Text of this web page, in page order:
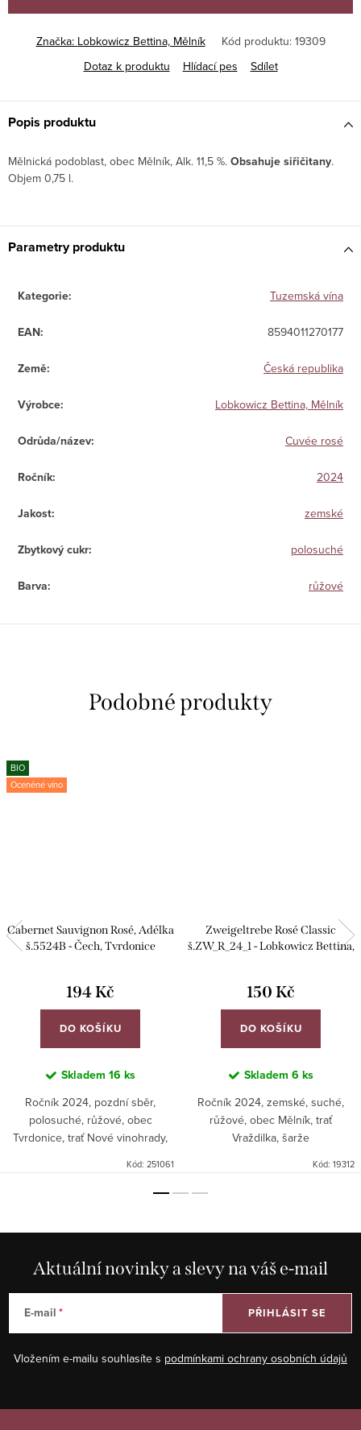
Značka: Lobkowicz Bettina, Mělník Kód produktu: 19309
Dotaz k produktu
Hlídací pes Sdílet
Popis produktu
Mělnická podoblast, obec Mělník, Alk. 11,5 %. Obsahuje siřičitany.
Objem 0,75 l.
Parametry produktu
Kategorie: Tuzemská vína
EAN: 8594011270177
Země: Česká republika
Výrobce: Lobkowicz Bettina, Mělník
Odrůda/název: Cuvée rosé
Ročník: 2024
Jakost: zemské
Zbytkový cukr: polosuché
Barva: růžové
BIO
Oceněné víno
Cabernet Sauvignon Rosé, Adélka
š.5524B - Čech, Tvrdonice
194 Kč
DO KOŠÍKU
Skladem 16 ks
Ročník 2024, pozdní sběr,
polosuché, růžové, obec
Tvrdonice, trať Nové vinohrady,
BIOVÍNO 2025.
Kód: 251061
Zweigeltrebe Rosé Classic
š.ZW_R_24_1 - Lobkowicz Bettina,
150 Kč
DO KOŠÍKU
Skladem 6 ks
Ročník 2024, zemské, suché,
růžové, obec Mělník, trať
Vraždilka, šarže
Kód: 19312
Aktuální novinky a slevy na váš e-mail
E-mail
Vložením e-mailu souhlasíte s podmínkami ochrany osobních údajů
PŘIHLÁSIT SE